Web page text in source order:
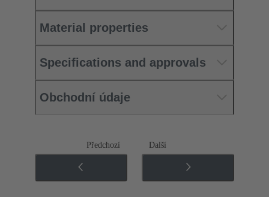
Material properties
Specifications and approvals
Obchodní údaje
Předchozí Další